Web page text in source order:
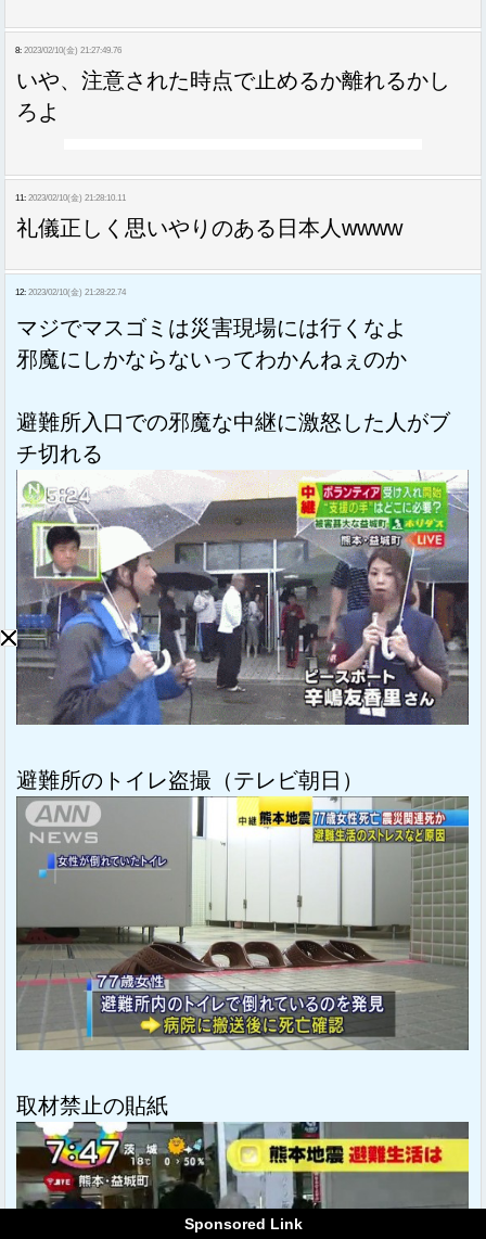
8: 2023/02/10(金) 21:27:49.76
いや、注意された時点で止めるか離れるかし
ろよ
11: 2023/02/10(金) 21:28:10.11
礼儀正しく思いやりのある日本人wwww
12: 2023/02/10(金) 21:28:22.74
マジでマスゴミは災害現場には行くなよ
邪魔にしかならないってわかんねぇのか
避難所入口での邪魔な中継に激怒した人がブ
チ切れる
避難所のトイレ盗撮（テレビ朝日）
取材禁止の貼紙
Sponsored Link